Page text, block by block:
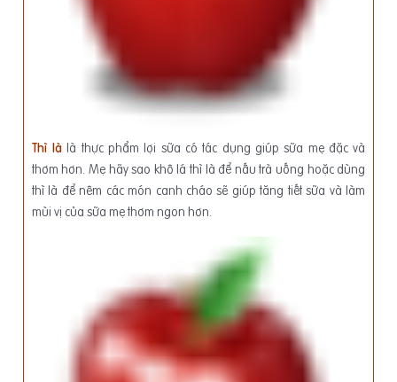
Thì là là thực phẩm lợi sữa có tác dụng giúp sữa mẹ đặc và
thơm hơn. Mẹ hãy sao khô lá thì là để nấu trà uống hoặc dùng
thì là để nêm các món canh cháo sẽ giúp tăng tiết sữa và làm
mùi vị của sữa mẹ thơm ngon hơn.